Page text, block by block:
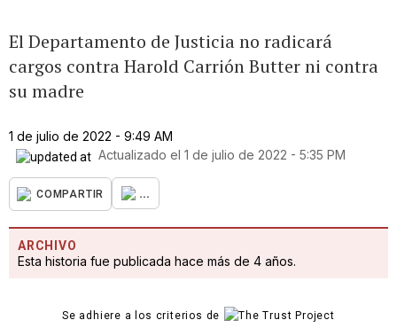
El Departamento de Justicia no radicará
cargos contra Harold Carrión Butter ni contra
su madre
1 de julio de 2022 - 9:49 AM
Actualizado el 1 de julio de 2022 - 5:35 PM
COMPARTIR ...
ARCHIVO
Esta historia fue publicada hace más de 4 años.
Se adhiere a los criterios de